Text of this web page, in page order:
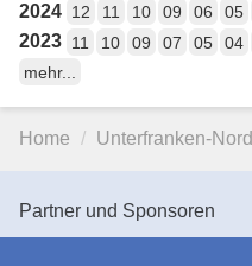
2024 12 11 10 09 06 05
2023 11 10 09 07 05 04
mehr...
Home Unterfranken-Nord
Partner und Sponsoren